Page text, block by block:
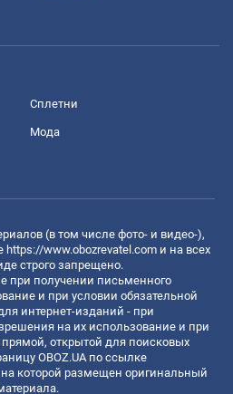
Сплетни
Мода
(в том числе фото- и видео-),
https://www.obozrevatel.com и на всех
строго запрещено.
при получении письменного
и при условии обязательной
интернет-изданий - при
на их использование и при
открытой для поисковых
OBOZ.UA по ссылке
на которой размещен оригинальный